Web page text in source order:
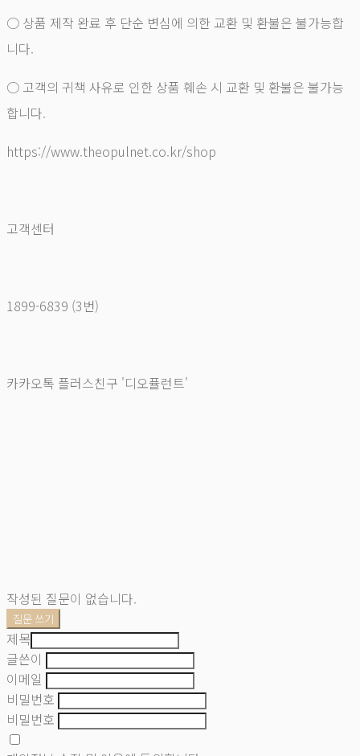
○ 상품 제작 완료 후 단순 변심에 의한 교환 및 환불은 불가능합
니다.
○ 고객의 귀책 사유로 인한 상품 훼손 시 교환 및 환불은 불가능
합니다.
https://www.theopulnet.co.kr/shop
고객센터
1899-6839 (3번)
카카오톡 플러스친구 '디오퓰런트'
작성된 질문이 없습니다.
질문 쓰기
제목
글쓴이
이메일
비밀번호
비밀번호